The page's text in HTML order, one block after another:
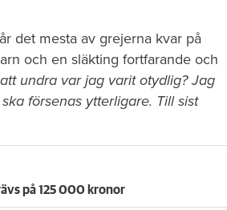
det mesta av grejerna kvar på
och en släkting fortfarande och
undra var jag varit otydlig? Jag
försenas ytterligare. Till sist
på 125 000 kronor